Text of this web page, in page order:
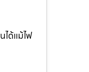
ได้แม้ไฟ